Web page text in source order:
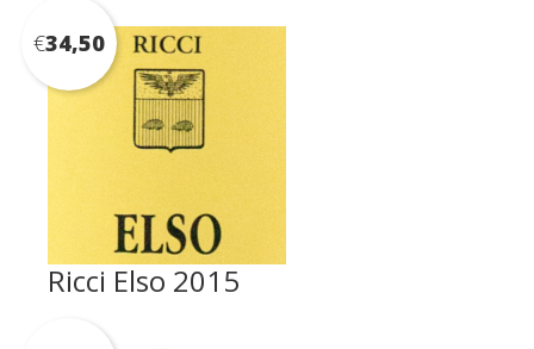
Ricci Elso 2015
€34,50